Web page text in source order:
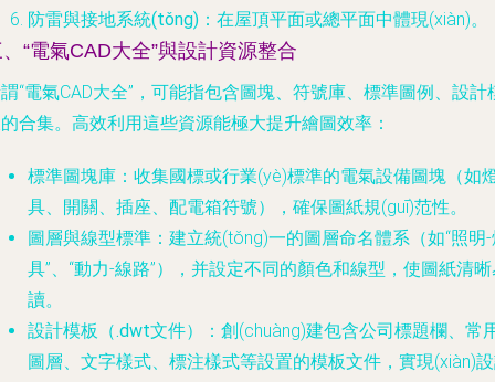
防雷與接地系統(tǒng) ：在屋頂平面或總平面中體現(xiàn)。
“電氣CAD大全”與設計資源整合
“電氣CAD大全”，可能指包含圖塊、符號庫、標準圖例、設計
合集。高效利用這些資源能極大提升繪圖效率：
標準圖塊庫 ：收集國標或行業(yè)標準的電氣設備圖塊（如
具、開關、插座、配電箱符號），確保圖紙規(guī)范性。
圖層與線型標準 ：建立統(tǒng)一的圖層命名體系（如“照明
具”、“動力-線路”），并設定不同的顏色和線型，使圖紙清
讀。
設計模板（.dwt文件）
：創(chuàng)建包含公司標題欄、常
圖層、文字樣式、標注樣式等設置的模板文件，實現(xiàn)